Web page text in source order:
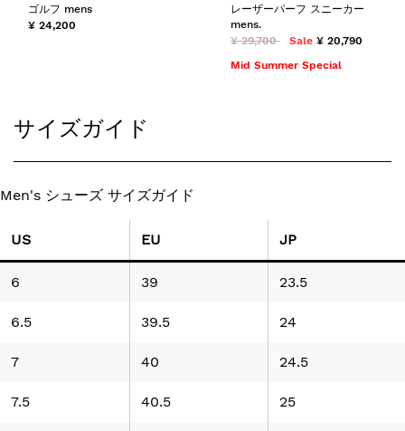
ゴルフ mens
¥ 24,200
レーザーパーフ スニーカー
mens.
¥ 29,700
Sale ¥ 20,790
Mid Summer Special
サイズガイド
Men's シューズ サイズガイド
US EU JP
6 39 23.5
6.5 39.5 24
7 40 24.5
7.5 40.5 25